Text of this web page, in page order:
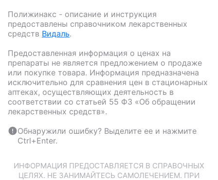
Полижинакс - описание и инструкция
предоставлены справочником лекарственных
средств Видаль.
Предоставленная информация о ценах на
препараты не является предложением о продаже
или покупке товара. Информация предназначена
исключительно для сравнения цен в стационарных
аптеках, осуществляющих деятельность в
соответствии со статьей 55 ФЗ «Об обращении
лекарственных средств».
Обнаружили ошибку? Выделите ее и нажмите
Ctrl+Enter.
ИНФОРМАЦИЯ ПРЕДОСТАВЛЯЕТСЯ В СПРАВОЧНЫХ
ЦЕЛЯХ. НЕ ЗАНИМАЙТЕСЬ САМОЛЕЧЕНИЕМ. ПРИ